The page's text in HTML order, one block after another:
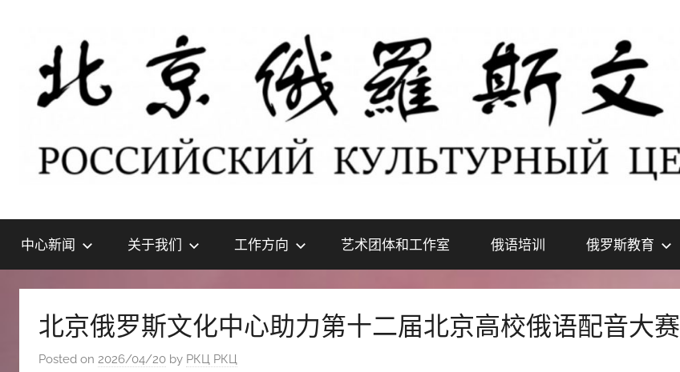
北
京
俄
罗
КУЛЬТУРНЫЙ
ЦЕНТР
ПЕКИНЕ
中心新闻 关于我们 工作方向 艺术团体和工作室 俄语培训 俄罗斯教育
北京俄罗斯文化中心助力第十二届北京高校俄语配音大赛
Posted on 2026/04/20 by РКЦ РКЦ